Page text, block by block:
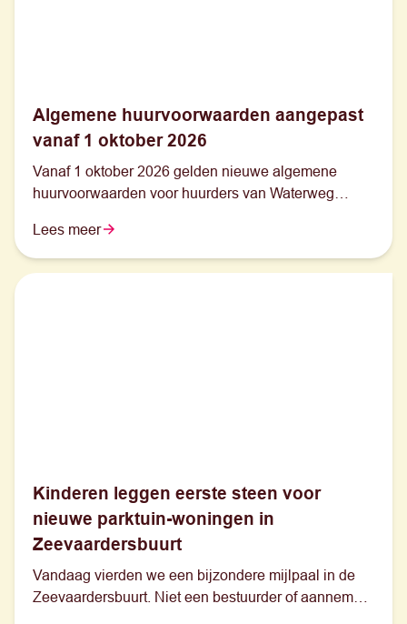
Algemene huurvoorwaarden aangepast
vanaf 1 oktober 2026
Vanaf 1 oktober 2026 gelden nieuwe algemene
huurvoorwaarden voor huurders van Waterweg
Lees meer
Kinderen leggen eerste steen voor
nieuwe parktuin-woningen in
Zeevaardersbuurt
Vandaag vierden we een bijzondere mijlpaal in de
Zeevaardersbuurt. Niet een bestuurder of aannemer,